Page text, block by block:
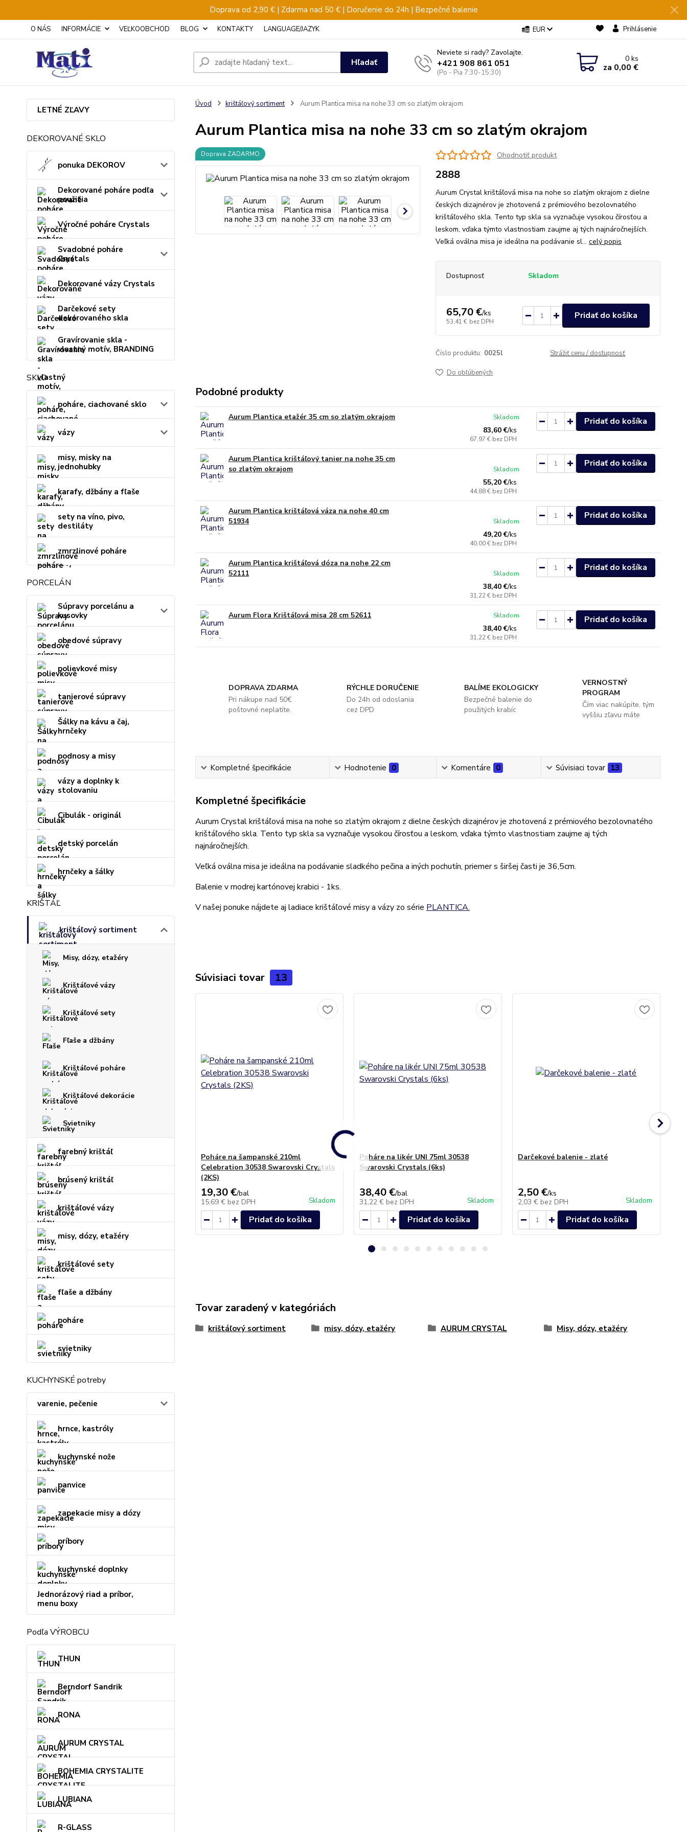
Doprava od 2,90 € | Zdarma nad 50 € | Doručenie do 24h | Bezpečné balenie
O NÁS INFORMÁCIE VEĽKOOBCHOD BLOG KONTAKTY LANGUAGE/JAZYK EUR Prihlásenie
Hľadať
Neviete si rady? Zavolajte.
+421 908 861 051
(Po - Pia 7:30-15:30)
0ks
za 0,00 €
LETNÉ ZĽAVY
DEKOROVANÉ SKLO
ponuka DEKOROV
Dekorované poháre podľa
použitia
Výročné poháre Crystals
Svadobné poháre
Crystals
Dekorované vázy Crystals
Darčekové sety
dekorovaného skla
Gravírovanie skla -
vlastný motív, BRANDING
SKLO
poháre, ciachované sklo
vázy
misy, misky na
jednohubky
karafy, džbány a fľaše
sety na víno, pivo,
destiláty
zmrzlinové poháre
PORCELÁN
Súpravy porcelánu a
kusovky
obedové súpravy
polievkové misy
tanierové súpravy
Šálky na kávu a čaj,
hrnčeky
podnosy a misy
vázy a doplnky k
stolovaniu
Cibulák - originál
detský porcelán
hrnčeky a šálky
KRIŠTÁĽ
krištáľový sortiment
Misy, dózy, etažéry
Krištáľové vázy
Krištáľové sety
Fľaše a džbány
Krištáľové poháre
Krištáľové dekorácie
Svietniky
farebný krištáľ
brúsený krištáľ
krištáľové vázy
misy, dózy, etažéry
krištáľové sety
fľaše a džbány
poháre
svietniky
KUCHYNSKÉ potreby
varenie, pečenie
hrnce, kastróly
kuchynské nože
panvice
zapekacie misy a dózy
príbory
kuchynské doplnky
Jednorázový riad a príbor,
menu boxy
Podľa VÝROBCU
THUN
Berndorf Sandrik
RONA
AURUM CRYSTAL
BOHEMIA CRYSTALITE
LUBIANA
R-GLASS
Úvod krištáľový sortiment Aurum Plantica misa na nohe 33 cm so zlatým okrajom
Aurum Plantica misa na nohe 33 cm so zlatým okrajom
Doprava ZADARMO Ohodnotiť produkt
2888
Aurum Crystal krištáľová misa na nohe so zlatým okrajom z dielne
českých dizajnérov je zhotovená z prémiového bezolovnatého
krištáľového skla. Tento typ skla sa vyznačuje vysokou čírosťou a
leskom, vďaka týmto vlastnostiam zaujme aj tých najnáročnejších.
Veľká oválna misa je ideálna na podávanie sl... celý popis
Dostupnosť Skladom
65,70 €/ks
53,41 € bez DPH
Pridať do košíka
Číslo produktu: 0025l Strážiť cenu / dostupnosť
Do obľúbených
Podobné produkty
Aurum Plantica etažér 35 cm so zlatým okrajom
83,60 €/ks
67,97 € bez DPH
Skladom Pridať do košíka
Aurum Plantica krištáľový tanier na nohe 35 cm
so zlatým okrajom
55,20 €/ks
44,88 € bez DPH
Skladom
Pridať do košíka
Aurum Plantica krištáľová váza na nohe 40 cm
51934
49,20 €/ks
40,00 € bez DPH
Skladom
Pridať do košíka
Aurum Plantica krištáľová dóza na nohe 22 cm
52111
38,40 €/ks
31,22 € bez DPH
Skladom
Pridať do košíka
Aurum Flora Krištáľová misa 28 cm 52611
38,40 €/ks
31,22 € bez DPH
Skladom Pridať do košíka
DOPRAVA ZDARMA
Pri nákupe nad 50€
poštovné neplatíte.
RÝCHLE DORUČENIE
Do 24h od odoslania
cez DPD
BALÍME EKOLOGICKY
Bezpečné balenie do
použitých krabíc
VERNOSTNÝ
PROGRAM
Čím viac nakúpite, tým
vyššiu zľavu máte
Kompletné špecifikácie Hodnotenie 0 Komentáre 0 Súvisiaci tovar 13
Kompletné špecifikácie
Aurum Crystal krištáľová misa na nohe so zlatým okrajom z dielne českých dizajnérov je zhotovená z prémiového bezolovnatého
krištáľového skla. Tento typ skla sa vyznačuje vysokou čírosťou a leskom, vďaka týmto vlastnostiam zaujme aj tých
najnáročnejších.
Veľká oválna misa je ideálna na podávanie sladkého pečina a iných pochutín, priemer s širšej časti je 36,5cm.
Balenie v modrej kartónovej krabici - 1ks.
V našej ponuke nájdete aj ladiace krištáľové misy a vázy zo série PLANTICA.
Súvisiaci tovar 13
Poháre na šampanské 210ml
Celebration 30538 Swarovski Crystals
(2KS)
19,30 €/bal
15,69 € bez DPH Skladom
Pridať do košíka
Poháre na likér UNI 75ml 30538
Swarovski Crystals (6ks)
38,40 €/bal
31,22 € bez DPH Skladom
Pridať do košíka
Darčekové balenie - zlaté
2,50 €/ks
2,03 € bez DPH Skladom
Pridať do košíka
Tovar zaradený v kategóriách
krištáľový sortiment misy, dózy, etažéry AURUM CRYSTAL Misy, dózy, etažéry